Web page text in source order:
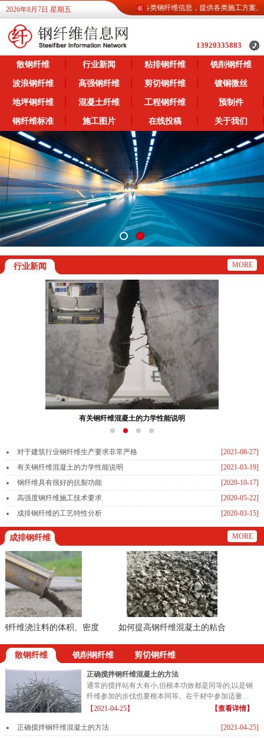
2026年8月7日 星期五钢纤维信息网为广大客户提供各类钢纤维信息，提供各类施工方案。
13920335883
散钢纤维 行业新闻 粘排钢纤维 铣削钢纤维
波浪钢纤维 高强钢纤维 剪切钢纤维 镀铜微丝
地坪钢纤维 混凝土纤维 工程钢纤维 预制件
钢纤维标准 施工图片 在线投稿 关于我们
行业新闻 MORE
钢纤维具有很好的抗裂功能
[2021-08-27]
对于建筑行业钢纤维生产要求非常严格
[2021-03-19]
有关钢纤维混凝土的力学性能说明
[2020-10-17]
钢纤维具有很好的抗裂功能
[2020-05-22]
高强度钢纤维施工技术要求
[2020-03-15]
成排钢纤维的工艺特性分析
成排钢纤维 MORE
维浇注料的体积、密度
如何提高钢纤维混凝土的粘合
散钢纤维 铣削钢纤维 剪切钢纤维
正确搅拌钢纤维混凝土的方法
通常的搅拌站有大有小,但根本功效都是同等的,以是钢
纤维参加的步伐也要根本同等。在干材中参加适量的
钢纤维...
【2021-04-25】 【查看详情】
[2021-04-25]
正确搅拌钢纤维混凝土的方法